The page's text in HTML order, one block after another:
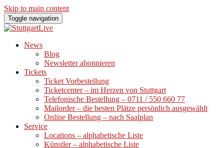
Skip to main content
Toggle navigation
News
Blog
Newsletter abonnieren
Tickets
Ticket Vorbestellung
Ticketcenter – im Herzen von Stuttgart
Telefonische Bestellung – 0711 / 550 660 77
Mailorder – die besten Plätze persönlich ausgewählt
Online Bestellung – nach Saalplan
Service
Locations – alphabetische Liste
Künstler – alphabetische Liste